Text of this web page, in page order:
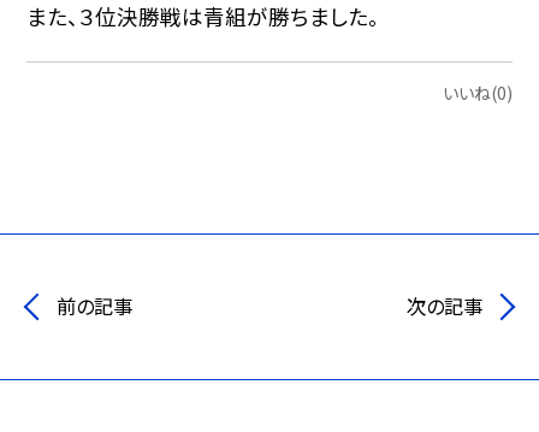
また、３位決勝戦は青組が勝ちました。
いいね(0)
前の記事 次の記事